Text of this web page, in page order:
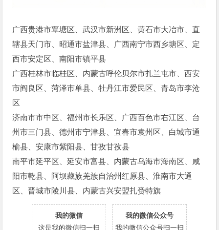
广西贵港市覃塘区、武汉市新洲区、黄石市大冶市、直
辖县天门市、昭通市盐津县、广西南宁市西乡塘区、定
西市安定区、南阳市镇平县
广西桂林市临桂区、内蒙古呼伦贝尔市扎兰屯市、西安
市阎良区、菏泽市单县、牡丹江市爱民区、青岛市李沧
区
济南市市中区、福州市长乐区、广西百色市右江区、台
州市三门县、德州市宁津县、宜春市袁州区、白城市通
榆县、安康市紫阳县、甘孜甘孜县
南平市延平区、延安市富县、内蒙古乌海市海南区、咸
阳市乾县、阿坝藏族羌族自治州红原县、淮南市大通
区、晋城市陵川县、内蒙古兴安盟扎赉特旗
我的微信
这是我的微信扫一扫
我的微信公众号
我的微信公众号扫一扫